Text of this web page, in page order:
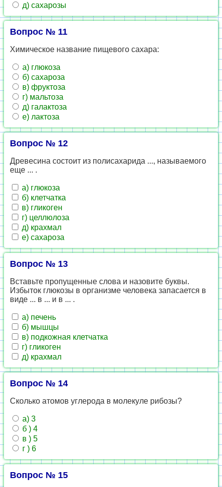
д) сахарозы
Вопрос № 11
Химическое название пищевого сахара:
а) глюкоза
б) сахароза
в) фруктоза
г) мальтоза
д) галактоза
е) лактоза
Вопрос № 12
Древесина состоит из полисахарида ..., называемого
еще ... .
а) глюкоза
б) клетчатка
в) гликоген
г) целлюлоза
д) крахмал
е) сахароза
Вопрос № 13
Вставьте пропущенные слова и назовите буквы.
Избыток глюкозы в организме человека запасается в
виде ... в ... и в ... .
а) печень
б) мышцы
в) подкожная клетчатка
г) гликоген
д) крахмал
Вопрос № 14
Сколько атомов углерода в молекуле рибозы?
а) 3
б ) 4
в ) 5
г ) 6
Вопрос № 15